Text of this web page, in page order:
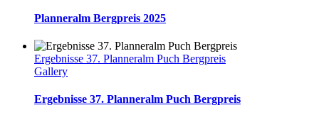
Planneralm Bergpreis 2025
Ergebnisse 37. Planneralm Puch Bergpreis
Gallery
Ergebnisse 37. Planneralm Puch Bergpreis